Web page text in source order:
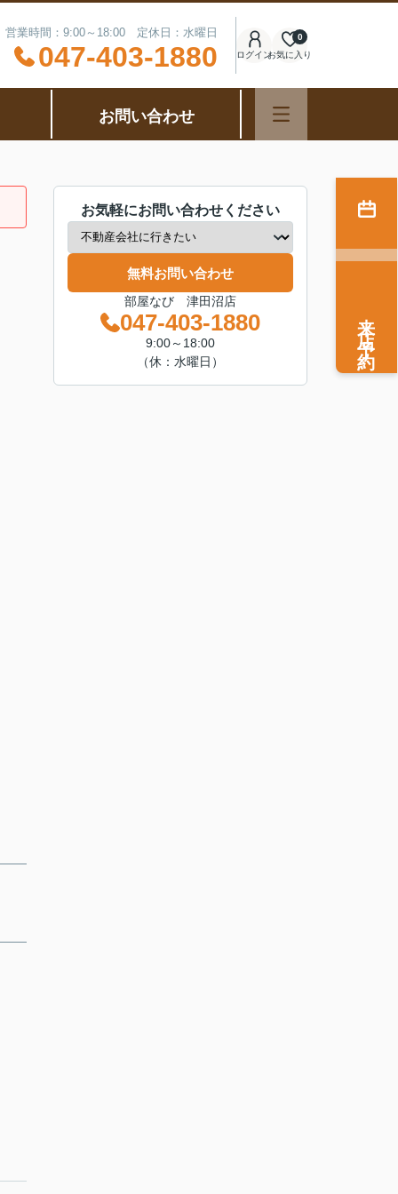
営業時間：9:00～18:00 定休日：水曜日
047-403-1880 ログインお気に入り
0
お問い合わせ
お気軽にお問い合わせください
無料お問い合わせ
部屋なび 津田沼店
047-403-1880
9:00～18:00
（休：水曜日）
来店予約